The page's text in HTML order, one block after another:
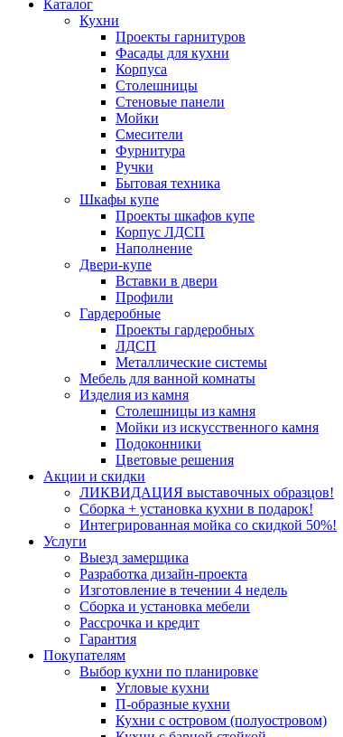
Каталог
Кухни
Проекты гарнитуров
Фасады для кухни
Корпуса
Столешницы
Стеновые панели
Мойки
Смесители
Фурнитура
Ручки
Бытовая техника
Шкафы купе
Проекты шкафов купе
Корпус ЛДСП
Наполнение
Двери-купе
Вставки в двери
Профили
Гардеробные
Проекты гардеробных
ЛДСП
Металлические системы
Мебель для ванной комнаты
Изделия из камня
Столешницы из камня
Мойки из искусственного камня
Подоконники
Цветовые решения
Акции и скидки
ЛИКВИДАЦИЯ выставочных образцов!
Сборка + установка кухни в подарок!
Интегрированная мойка со скидкой 50%!
Услуги
Выезд замерщика
Разработка дизайн-проекта
Изготовление в течении 4 недель
Сборка и установка мебели
Рассрочка и кредит
Гарантия
Покупателям
Выбор кухни по планировке
Угловые кухни
П-образные кухни
Кухни с островом (полуостровом)